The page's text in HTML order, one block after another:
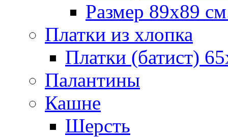
Размер 89х89
Платки из хлопка
Платки (батист)
Палантины
Кашне
Шерсть